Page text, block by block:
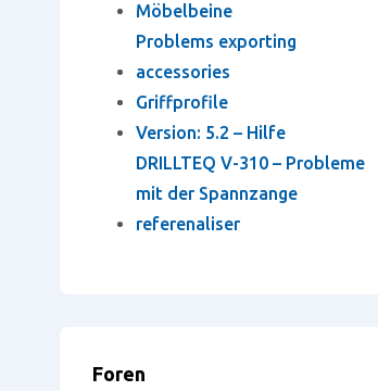
Möbelbeine
Problems exporting
accessories
Griffprofile
Version: 5.2 – Hilfe
DRILLTEQ V-310 – Probleme
mit der Spannzange
referenaliser
Foren